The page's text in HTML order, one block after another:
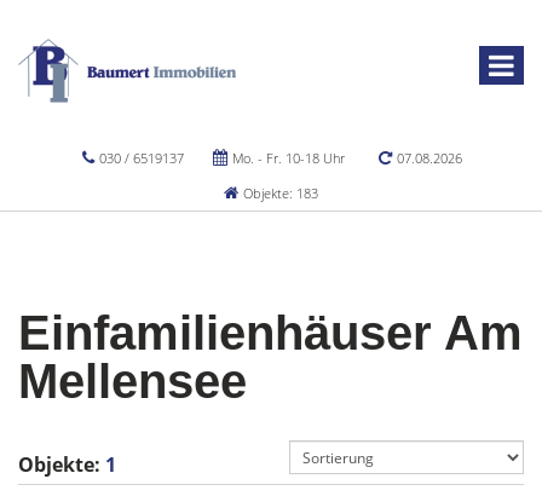
030 / 6519137 Mo. - Fr. 10-18 Uhr
07.08.2026
Objekte: 183
Einfamilienhäuser Am
Mellensee
Objekte: 1